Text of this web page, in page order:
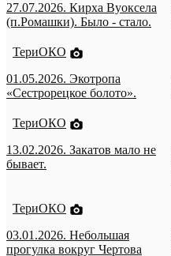
27.07.2026. Кирха Вуоксела
(п.Ромашки). Было - стало.
ТериОКО
01.05.2026. Экотропа
«Сестрорецкое болото».
ТериОКО
13.02.2026. Закатов мало не
бывает.
ТериОКО
03.01.2026. Небольшая
прогулка вокруг Чертова